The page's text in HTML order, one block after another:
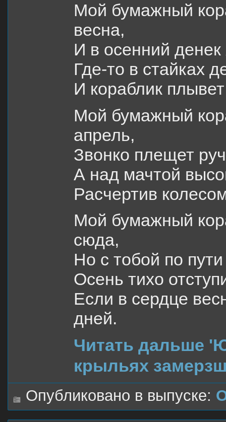
Мой бумажный
весна,
И в осенний
Где-то в стайках
И кораблик
Мой бумажный
апрель,
Звонко плещет
А над мачтой
Расчертив
Мой бумажный
сюда,
Но с тобой по
Осень тихо
Если в сердце
дней.
Читать дальше
крыльях
Опубликовано в выпуске: